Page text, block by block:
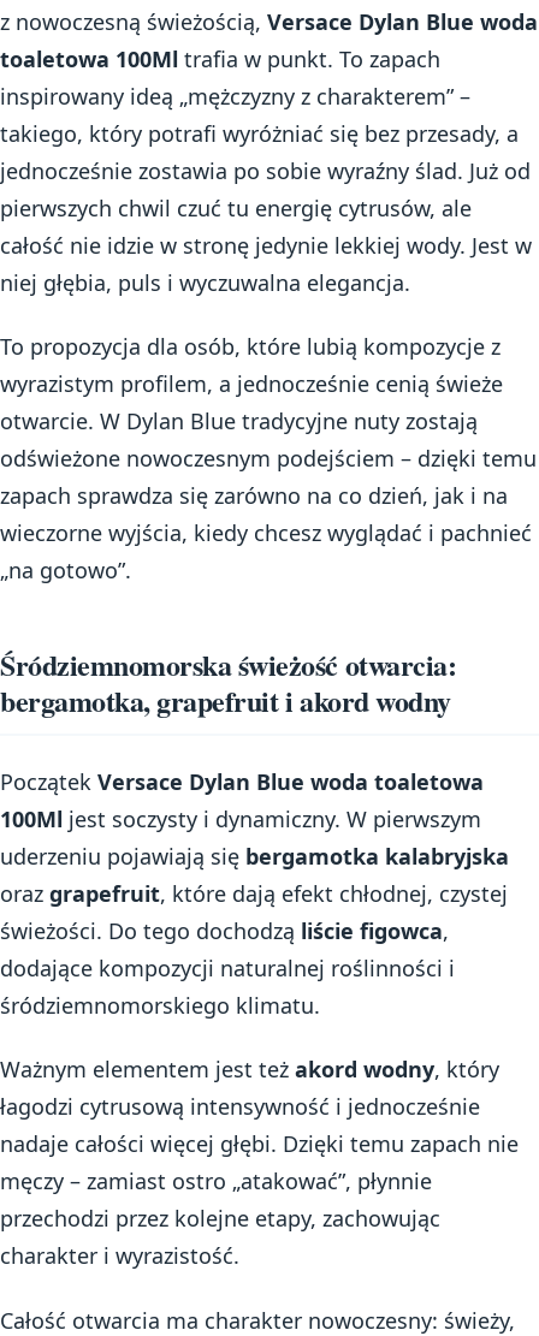
z nowoczesną świeżością, Versace Dylan Blue woda
toaletowa 100Ml trafia w punkt. To zapach
inspirowany ideą „mężczyzny z charakterem” –
takiego, który potrafi wyróżniać się bez przesady, a
jednocześnie zostawia po sobie wyraźny ślad. Już od
pierwszych chwil czuć tu energię cytrusów, ale
całość nie idzie w stronę jedynie lekkiej wody. Jest w
niej głębia, puls i wyczuwalna elegancja.
To propozycja dla osób, które lubią kompozycje z
wyrazistym profilem, a jednocześnie cenią świeże
otwarcie. W Dylan Blue tradycyjne nuty zostają
odświeżone nowoczesnym podejściem – dzięki temu
zapach sprawdza się zarówno na co dzień, jak i na
wieczorne wyjścia, kiedy chcesz wyglądać i pachnieć
„na gotowo”.
Śródziemnomorska świeżość otwarcia:
bergamotka, grapefruit i akord wodny
Początek Versace Dylan Blue woda toaletowa
100Ml jest soczysty i dynamiczny. W pierwszym
uderzeniu pojawiają się bergamotka kalabryjska
oraz grapefruit, które dają efekt chłodnej, czystej
świeżości. Do tego dochodzą liście figowca,
dodające kompozycji naturalnej roślinności i
śródziemnomorskiego klimatu.
Ważnym elementem jest też akord wodny, który
łagodzi cytrusową intensywność i jednocześnie
nadaje całości więcej głębi. Dzięki temu zapach nie
męczy – zamiast ostro „atakować”, płynnie
przechodzi przez kolejne etapy, zachowując
charakter i wyrazistość.
Całość otwarcia ma charakter nowoczesny: świeży,